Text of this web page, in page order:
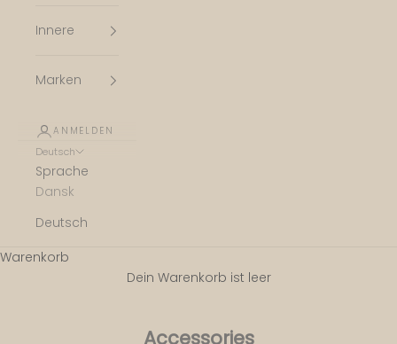
Innere
Marken
ANMELDEN
Deutsch
Sprache
Dansk
Deutsch
Warenkorb
Dein Warenkorb ist leer
Accessories